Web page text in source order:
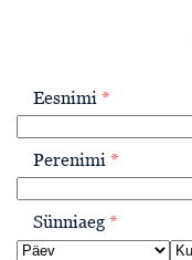
Eesnimi *
Perenimi *
Sünniaeg *